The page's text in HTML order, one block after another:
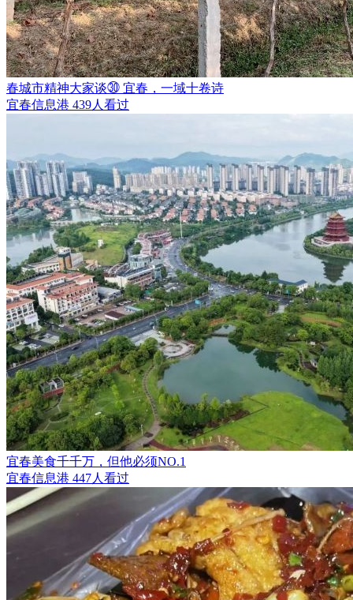
春城市精神大家谈㉚ 宜春，一域十卷诗
宜春信息港 439人看过
宜春美食千千万，但他必须NO.1
宜春信息港 447人看过